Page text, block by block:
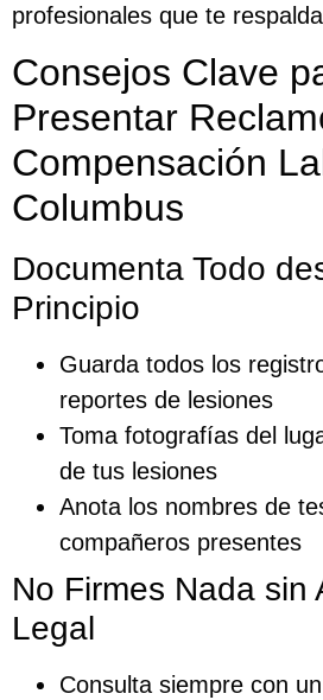
profesionales que te
Consejos Clave
Presentar
Compensación
Columbus
Documenta Todo
Principio
Guarda todos los
reportes de lesiones
Toma fotografías del
de tus lesiones
Anota los nombres de
compañeros presentes
No Firmes Nada sin
Legal
Consulta siempre con